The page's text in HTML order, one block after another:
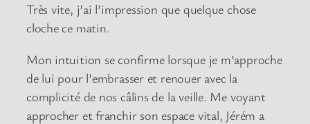
Très vite, j’ai l’impression que quelque chose
cloche ce matin.
Mon intuition se confirme lorsque je m’approche
de lui pour l’embrasser et renouer avec la
complicité de nos câlins de la veille. Me voyant
approcher et franchir son espace vital, Jérém a